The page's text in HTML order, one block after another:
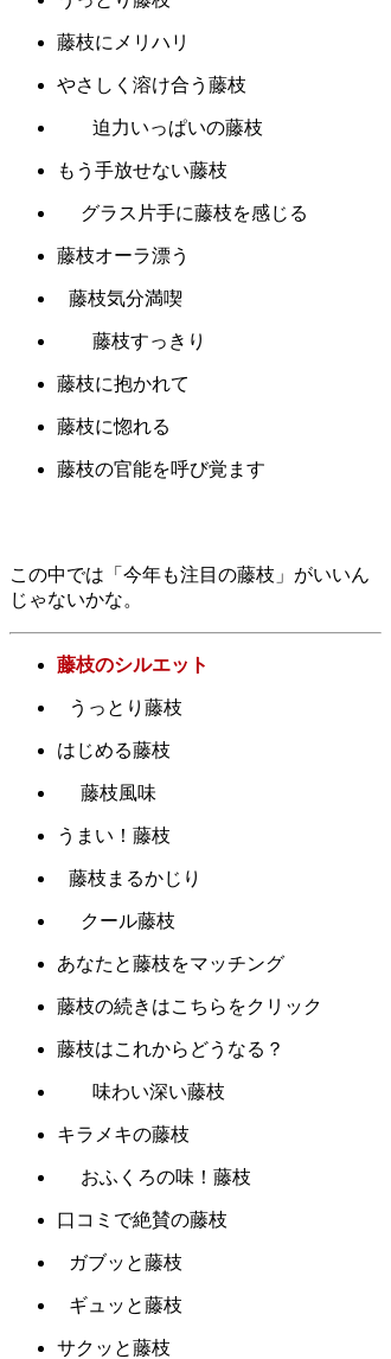
藤枝にメリハリ
やさしく溶け合う藤枝
迫力いっぱいの藤枝
もう手放せない藤枝
グラス片手に藤枝を感じる
藤枝オーラ漂う
藤枝気分満喫
藤枝すっきり
藤枝に抱かれて
藤枝に惚れる
藤枝の官能を呼び覚ます
この中では「今年も注目の藤枝」がいいん
じゃないかな。
藤枝のシルエット
うっとり藤枝
はじめる藤枝
藤枝風味
うまい！藤枝
藤枝まるかじり
クール藤枝
あなたと藤枝をマッチング
藤枝の続きはこちらをクリック
藤枝はこれからどうなる？
味わい深い藤枝
キラメキの藤枝
おふくろの味！藤枝
口コミで絶賛の藤枝
ガブッと藤枝
ギュッと藤枝
サクッと藤枝